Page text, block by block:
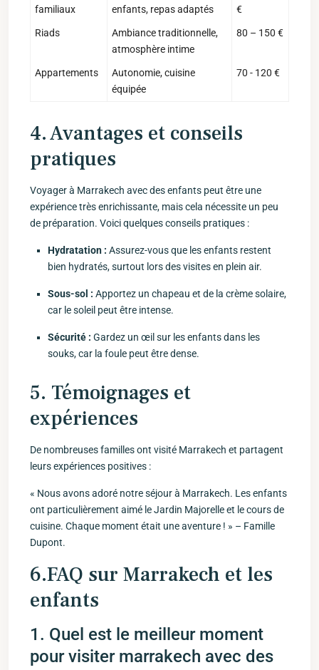
familiaux
enfants, repas adaptés
€
Riads
Ambiance traditionnelle,
atmosphère intime
80 – 150⁣ €
Appartements
Autonomie, cuisine
équipée
70 -⁤ 120 €
4. Avantages et conseils
pratiques
Voyager à Marrakech avec des⁣ enfants peut être une
expérience très enrichissante, mais cela nécessite un peu
de préparation. Voici quelques conseils pratiques :
Hydratation : Assurez-vous que les enfants restent
bien hydratés, surtout lors des ⁣visites en plein air.
Sous-sol : Apportez un ⁤chapeau et de la crème solaire,
car le soleil peut être‍ intense.
Sécurité : Gardez un œil sur⁢ les enfants dans les
souks, car la foule peut être⁣ dense.
5. Témoignages ⁣et
expériences
De nombreuses familles ont visité Marrakech et partagent
leurs expériences positives :
« Nous avons adoré notre séjour à Marrakech. Les ​enfants
ont particulièrement ‍aimé le Jardin Majorelle et le cours de
cuisine. Chaque moment était‍ une aventure ! » – Famille
Dupont.
6.FAQ sur Marrakech et les
enfants
1. Quel est le meilleur moment
pour visiter marrakech avec des